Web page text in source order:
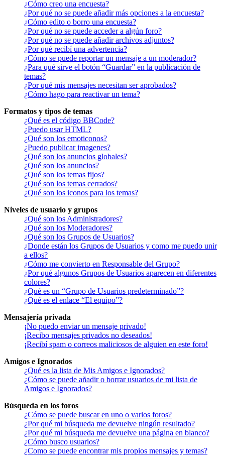
¿Cómo creo una encuesta?
¿Por qué no se puede añadir más opciones a la encuesta?
¿Cómo edito o borro una encuesta?
¿Por qué no se puede acceder a algún foro?
¿Por qué no se puede añadir archivos adjuntos?
¿Por qué recibí una advertencia?
¿Cómo se puede reportar un mensaje a un moderador?
¿Para qué sirve el botón “Guardar” en la publicación de
temas?
¿Por qué mis mensajes necesitan ser aprobados?
¿Cómo hago para reactivar un tema?
Formatos y tipos de temas
¿Qué es el código BBCode?
¿Puedo usar HTML?
¿Qué son los emoticonos?
¿Puedo publicar imagenes?
¿Qué son los anuncios globales?
¿Qué son los anuncios?
¿Qué son los temas fijos?
¿Qué son los temas cerrados?
¿Qué son los iconos para los temas?
Niveles de usuario y grupos
¿Qué son los Administradores?
¿Qué son los Moderadores?
¿Qué son los Grupos de Usuarios?
¿Donde están los Grupos de Usuarios y como me puedo unir
a ellos?
¿Cómo me convierto en Responsable del Grupo?
¿Por qué algunos Grupos de Usuarios aparecen en diferentes
colores?
¿Qué es un “Grupo de Usuarios predeterminado”?
¿Qué es el enlace “El equipo”?
Mensajería privada
¡No puedo enviar un mensaje privado!
¡Recibo mensajes privados no deseados!
¡Recibí spam o correos maliciosos de alguien en este foro!
Amigos e Ignorados
¿Qué es la lista de Mis Amigos e Ignorados?
¿Cómo se puede añadir o borrar usuarios de mi lista de
Amigos e Ignorados?
Búsqueda en los foros
¿Cómo se puede buscar en uno o varios foros?
¿Por qué mi búsqueda me devuelve ningún resultado?
¿Por qué mi búsqueda me devuelve una página en blanco?
¿Cómo busco usuarios?
¿Como se puede encontrar mis propios mensajes y temas?